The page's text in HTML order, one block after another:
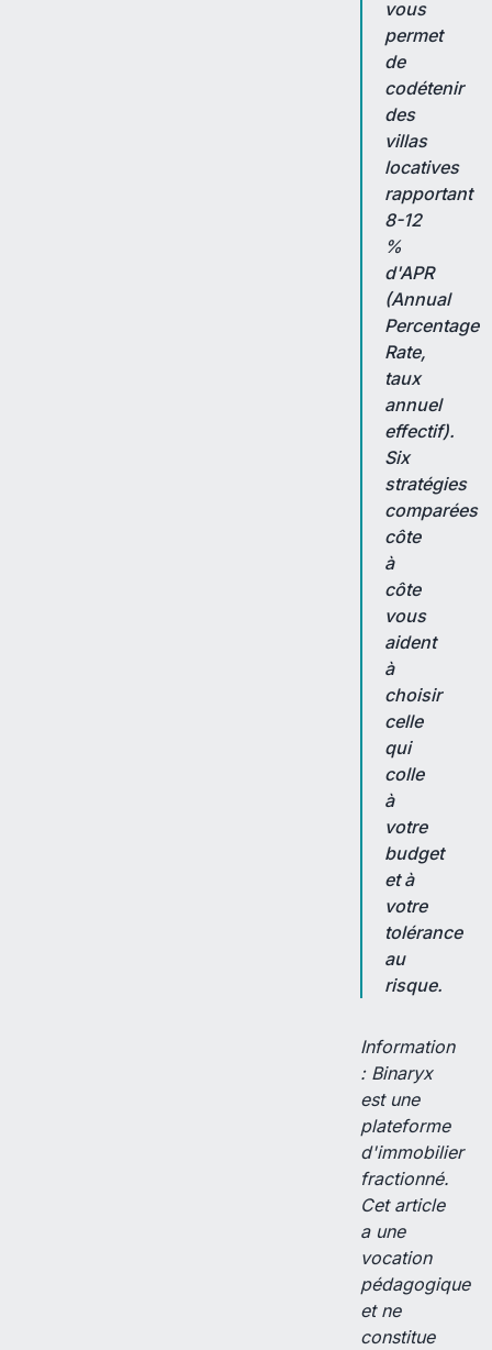
vous
permet
de
codétenir
des
villas
locatives
rapportant
8-12
%
d'APR
(Annual
Percentage
Rate,
taux
annuel
effectif).
Six
stratégies
comparées
côte
à
côte
vous
aident
à
choisir
celle
qui
colle
à
votre
budget
et à
votre
tolérance
au
risque.
Information
: Binaryx
est une
plateforme
d'immobilier
fractionné.
Cet article
a une
vocation
pédagogique
et ne
constitue